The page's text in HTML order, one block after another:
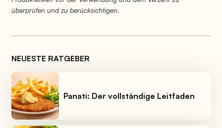
überprüfen und zu berücksichtigen.
NEUESTE RATGEBER
Panati: Der vollständige Leitfaden